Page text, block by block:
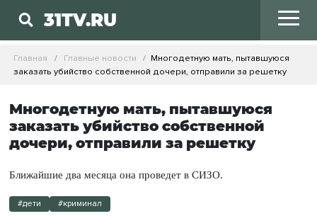
31TV.RU
Главная Главные новости
Многодетную мать, пытавшуюся
заказать убийство собственной дочери, отправили за решетку
Многодетную мать, пытавшуюся
заказать убийство собственной
дочери, отправили за решетку
Ближайшие два месяца она проведет в СИЗО.
#дети #криминал